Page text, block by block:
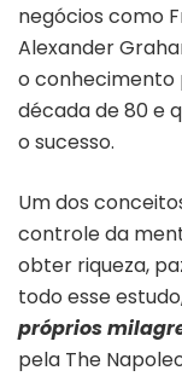
negócios como
Alexander
o conhecimento
década de 80 e
o sucesso.
Um dos
controle da
obter riqueza,
todo esse
próprios
pela The